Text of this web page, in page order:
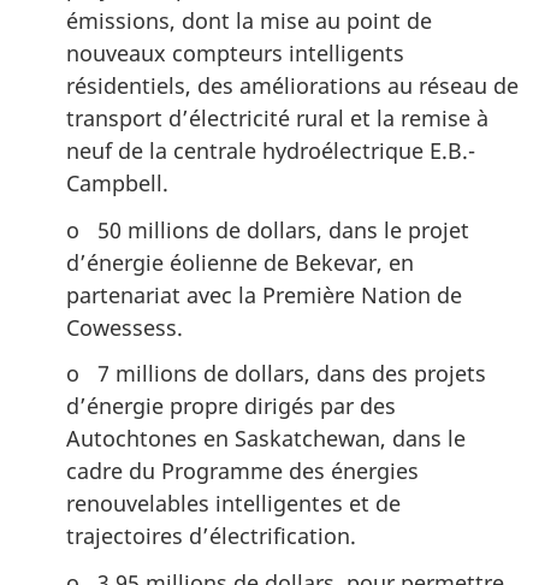
émissions, dont la mise au point de
nouveaux compteurs intelligents
résidentiels, des améliorations au réseau de
transport d’électricité rural et la remise à
neuf de la centrale hydroélectrique E.B.-
Campbell.
o 50 millions de dollars, dans le projet
d’énergie éolienne de Bekevar, en
partenariat avec la Première Nation de
Cowessess.
o 7 millions de dollars, dans des projets
d’énergie propre dirigés par des
Autochtones en Saskatchewan, dans le
cadre du Programme des énergies
renouvelables intelligentes et de
trajectoires d’électrification.